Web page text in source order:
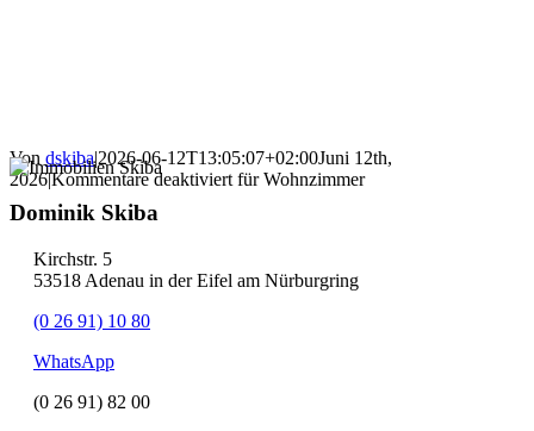
Von dskiba|2026-06-12T13:05:07+02:00Juni 12th,
2026|Kommentare deaktiviert für Wohnzimmer
Dominik Skiba
Kirchstr. 5
53518 Adenau in der Eifel am Nürburgring
(0 26 91) 10 80
WhatsApp
(0 26 91) 82 00